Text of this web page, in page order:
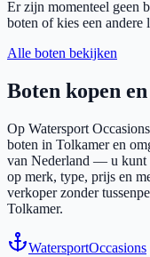
Er zijn momenteel geen
boten of kies een andere
Alle boten bekijken
Boten kopen
Op Watersport
boten in Tolkameren
van Nederland — u kunt
op merk, type, prijs en
verkoper zonder
Tolkamer.
WatersportOccasions